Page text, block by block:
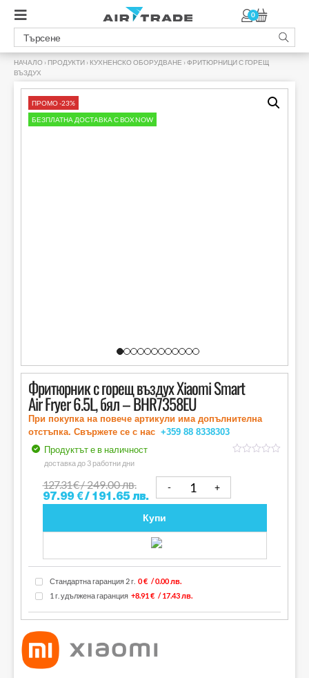
0
НАЧАЛО › ПРОДУКТИ › КУХНЕНСКО ОБОРУДВАНЕ ›ФРИТЮРНИЦИ С ГОРЕЩ
ВЪЗДУХ
ПРОМО -23%
БЕЗПЛАТНА ДОСТАВКА С BOX NOW
Фритюрник с горещ въздух Xiaomi Smart
Air Fryer 6.5L, бял – BHR7358EU
При покупка на повече артикули има допълнителна
отстъпка. Свържете се с нас +359 88 8338303
Продуктът е в наличност
доставка до 3 работни дни
127.31€/ 249.00 лв.
97.99 €/ 191.65 лв.
Купи
Стандартна гаранция 2 г. 0 € / 0.00 лв.
1 г. удължена гаранция +8.91 € / 17.43 лв.